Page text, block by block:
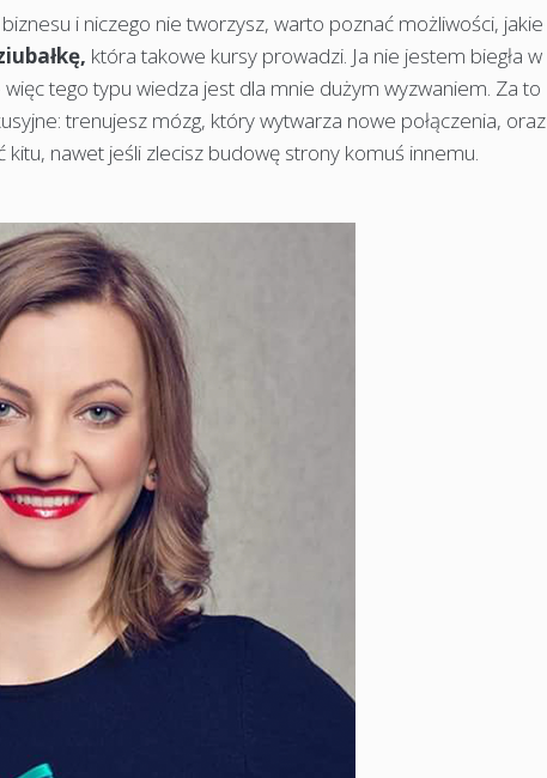
i niczego nie tworzysz, warto poznać możliwości, jakie
która takowe kursy prowadzi. Ja nie jestem biegła w
tego typu wiedza jest dla mnie dużym wyzwaniem. Za to
trenujesz mózg, który wytwarza nowe połączenia, oraz
nawet jeśli zlecisz budowę strony komuś innemu.